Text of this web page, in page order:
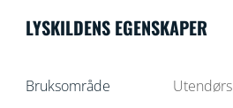
LYSKILDENS EGENSKAPER
Bruksområde Utendørs